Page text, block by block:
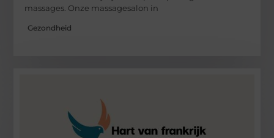
massages. Onze massagesalon in
Gezondheid